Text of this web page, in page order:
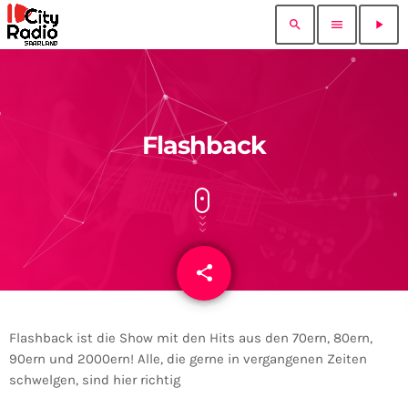
search menu play_arrow
Flashback
share
email
Flashback ist die Show mit den Hits aus den 70ern, 80ern,
90ern und 2000ern! Alle, die gerne in vergangenen Zeiten
schwelgen, sind hier richtig